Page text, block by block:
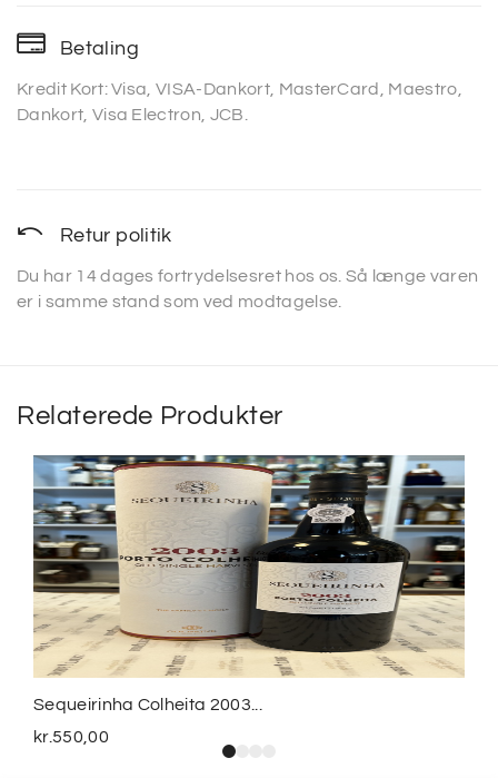
Betaling
Kredit Kort: Visa, VISA-Dankort, MasterCard, Maestro,
Dankort, Visa Electron, JCB.
Retur politik
Du har 14 dages fortrydelsesret hos os. Så længe varen
er i samme stand som ved modtagelse.
Relaterede Produkter
Sequeirinha Colheita 2003...
kr.550,00